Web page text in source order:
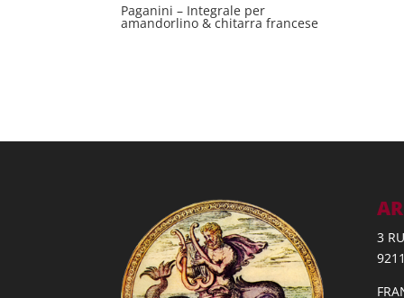
Paganini – Integrale per
amandorlino & chitarra francese
3